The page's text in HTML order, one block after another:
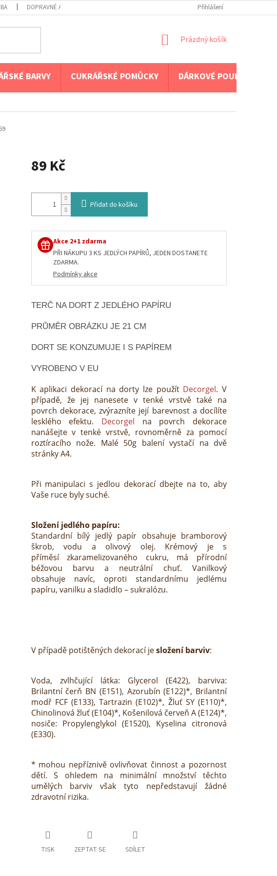
DOPRAVNÉ A PLATBA Přihlášení
NÁKUPNÍ
Prázdný košík
BARVY CUKRÁŘSKÉ POMŮCKY DÁRKOVÉ POUKAZY
89 Kč
cena:
Přidat do košíku
Akce 2+1 zdarma
PŘI NÁKUPU 3 KS JEDLÝCH PAPÍRŮ, JEDEN DOSTANETE
ZDARMA.
Podmínky akce
TERČ NA DORT Z JEDLÉHO PAPÍRU
PRŮMĚR OBRÁZKU JE 21 CM
DORT SE KONZUMUJE I S PAPÍREM
VYROBENO V EU
K aplikaci dekorací na dorty lze použít Decorgel. V
případě, že jej nanesete v tenké vrstvě také na
povrch dekorace, zvýrazníte její barevnost a docílíte
lesklého efektu. Decorgel na povrch dekorace
nanášejte v tenké vrstvě, rovnoměrně za pomocí
roztíracího nože. Malé 50g balení vystačí na dvě
stránky A4.
Při manipulaci s jedlou dekorací dbejte na to, aby
Vaše ruce byly suché.
Složení jedlého papíru:
Standardní bílý jedlý papír obsahuje bramborový
škrob, vodu a olivový olej. Krémový je s
příměsí zkaramelizovaného cukru, má přírodní
béžovou barvu a neutrální chuť. Vanilkový
obsahuje navíc, oproti standardnímu jedlému
papíru, vanilku a sladidlo – sukralózu.
V případě potištěných dekorací jesložení barviv:
Voda, zvlhčující látka: Glycerol (E422), barviva:
Brilantní čerň BN (E151), Azorubín (E122)*, Brilantní
modř FCF (E133), Tartrazin (E102)*, Žluť SY (E110)*,
Chinolinová žluť (E104)*, Košenilová červeň A (E124)*,
nosiče: Propylenglykol (E1520), Kyselina citronová
(E330).
* mohou nepříznivě ovlivňovat činnost a pozornost
dětí. S ohledem na minimální množství těchto
umělých barviv však tyto nepředstavují žádné
zdravotní rizika.
TISK ZEPTAT SE SDÍLET